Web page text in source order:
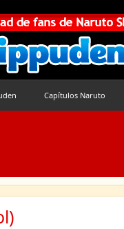
Capítulos Naruto